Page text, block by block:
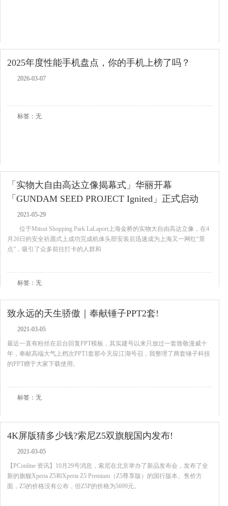
2025年度性能手机盘点，你的手机上榜了吗？
2026-03-07
标签：无
「实物大自由高达立像揭幕式」华丽开幕
「GUNDAM SEED PROJECT Ignited」正式启动
2021-05-29
位于Mitsui Shopping Park LaLaport上海金桥的实物大自由高达立像，在4
月26日的安全祈愿式上成功完成机体头部安装后迅速成为上海又一网红“景
点”，吸引了众多前往打卡的人群和
标签：无
致永远的天生骄傲｜奉献锤子PPT2套!
2021-03-05
最近一直有粉丝在后台回复PPT模板，其实建号以来只放过一套致敬漫威十
年，奉献高端大气上档次PPT1套那今天应江湖号召，我整理了两套锤子科技
的PPT赠于大家下载使用。
标签：无
4K屏版猜多少钱?索尼Z5双旗舰国内发布!
2021-03-05
【PConline 资讯】10月29号消息，索尼在北京举办了新品发布会，发布了全
新的旗舰Xperia Z5和Xperia Z5 Premium（Z5尊享版）的国行版本。售价方
面，Z5的价格没有公布，但Z5P的价格为5699元。